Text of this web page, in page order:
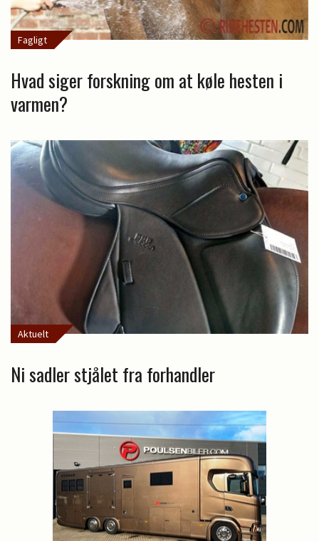
Fagligt
Hvad siger forskning om at køle hesten i
varmen?
Aktuelt
Ni sadler stjålet fra forhandler